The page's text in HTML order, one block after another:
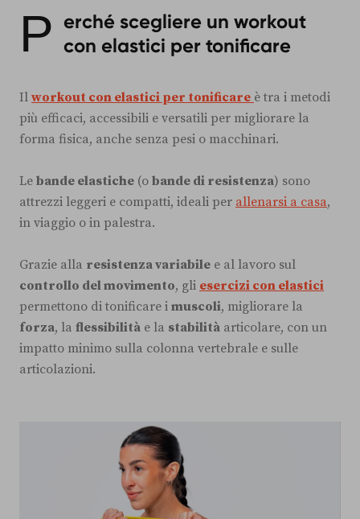
P erché scegliere un workout
con elastici per tonificare
Il workout con elastici per tonificare è tra i metodi
più efficaci, accessibili e versatili per migliorare la
forma fisica, anche senza pesi o macchinari.
Le bande elastiche (o bande di resistenza) sono
attrezzi leggeri e compatti, ideali per allenarsi a casa,
in viaggio o in palestra.
Grazie alla resistenza variabile e al lavoro sul
controllo del movimento, gli esercizi con elastici
permettono di tonificare i muscoli, migliorare la
forza, la flessibilità e la stabilità articolare, con un
impatto minimo sulla colonna vertebrale e sulle
articolazioni.